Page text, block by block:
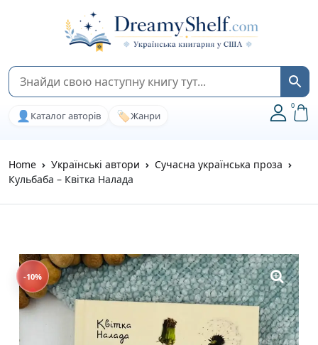
👤 Каталог авторів 🏷️Жанри
0
Home Українські автори
Сучасна українська проза
Кульбаба – Квітка Налада
-10%